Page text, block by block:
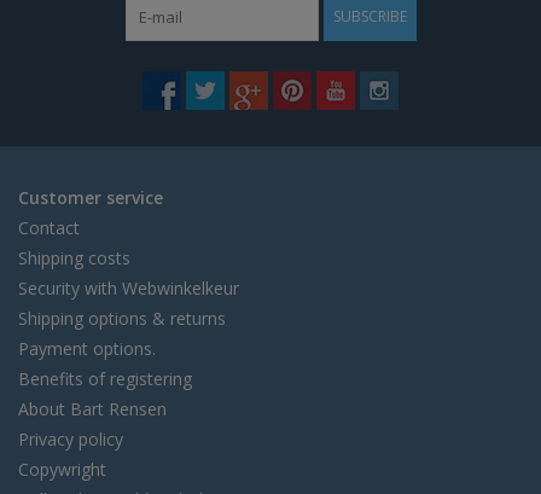
SUBSCRIBE
Customer service
Contact
Shipping costs
Security with Webwinkelkeur
Shipping options & returns
Payment options.
Benefits of registering
About Bart Rensen
Privacy policy
Copywright